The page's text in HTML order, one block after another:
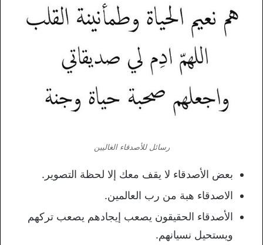
رسائل للأصدقاء الغاليين
بعض الأصدقاء لا يقف معك إلا لحظة التصوير.
الاصدقاء هبة من رب العالمين.
الأصدقاء الحقيقون يصعب إيجادهم يصعب تركهم
ويستحيل نسيانهم.